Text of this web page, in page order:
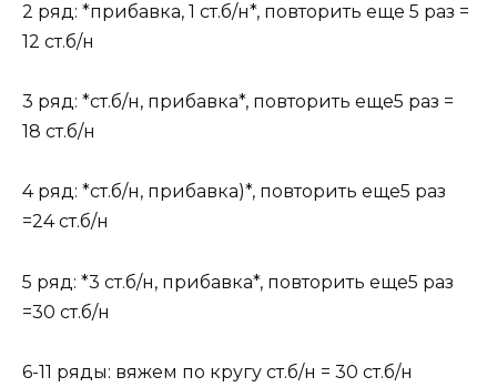
2 ряд: *прибавка, 1 ст.б/н*, повторить еще 5 раз =
12 ст.б/н
3 ряд: *ст.б/н, прибавка*, повторить еще5 раз =
18 ст.б/н
4 ряд: *ст.б/н, прибавка)*, повторить еще5 раз
=24 ст.б/н
5 ряд: *3 ст.б/н, прибавка*, повторить еще5 раз
=30 ст.б/н
6-11 ряды: вяжем по кругу ст.б/н = 30 ст.б/н